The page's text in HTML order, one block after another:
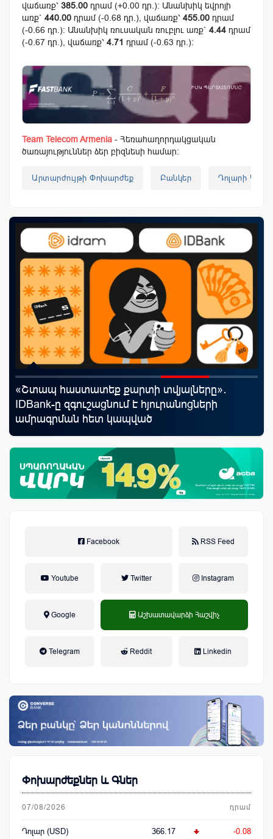
վաճառք՝ 385.00 դրամ (+0.00 դր.): Անանխիկ եվրոյի
առք` 440.00 դրամ (-0.68 դր.), վաճառք՝ 455.00 դրամ
(-0.66 դր.): Անանխիկ ռուսական ռուբլու առք` 4.44 դրամ
(-0.67 դր.), վաճառք՝ 4.71 դրամ (-0.63 դր.):
Team Telecom Armenia - Հեռահաղորդակցական
ծառայություններ ձեր բիզնեսի համար:
Արտարժույթի Փոխարժեք Բանկեր Դոլարի Կուրս
«Շտապ հաստատեք քարտի տվյալները»․
IDBank-ը զգուշացնում է հյուրանոցների
ամրագրման հետ կապված
զեղծարարությունների մասին
Facebook RSS Feed
Youtube Twitter Instagram
Google Աշխատավարձի Հաշվիչ
Telegram Reddit Linkedin
Փոխարժեքներ և Գներ
07/08/2026 դրամ
Դոլար (USD) 366.17 -0.08